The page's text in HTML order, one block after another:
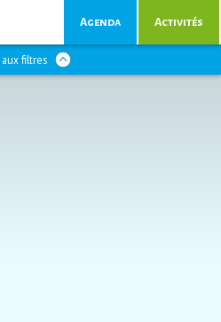
Agenda Activités
aux filtres